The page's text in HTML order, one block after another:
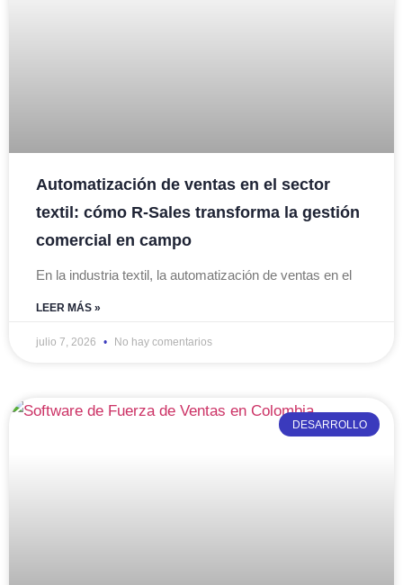
Automatización de ventas en el sector
textil: cómo R-Sales transforma la gestión
comercial en campo
En la industria textil, la automatización de ventas en el
LEER MÁS »
julio 7, 2026 No hay comentarios
DESARROLLO